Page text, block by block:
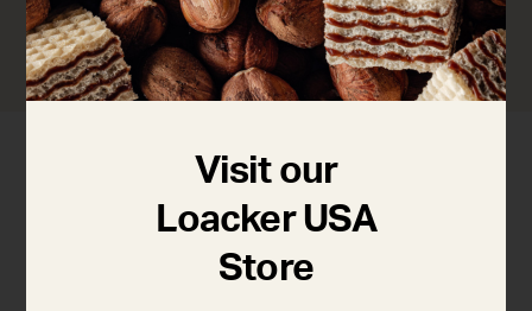
Mise à jour le: 03.12.2025, template: Data protection
information website + e-commerce_FR V4.0
Visit our
Loacker USA
Store